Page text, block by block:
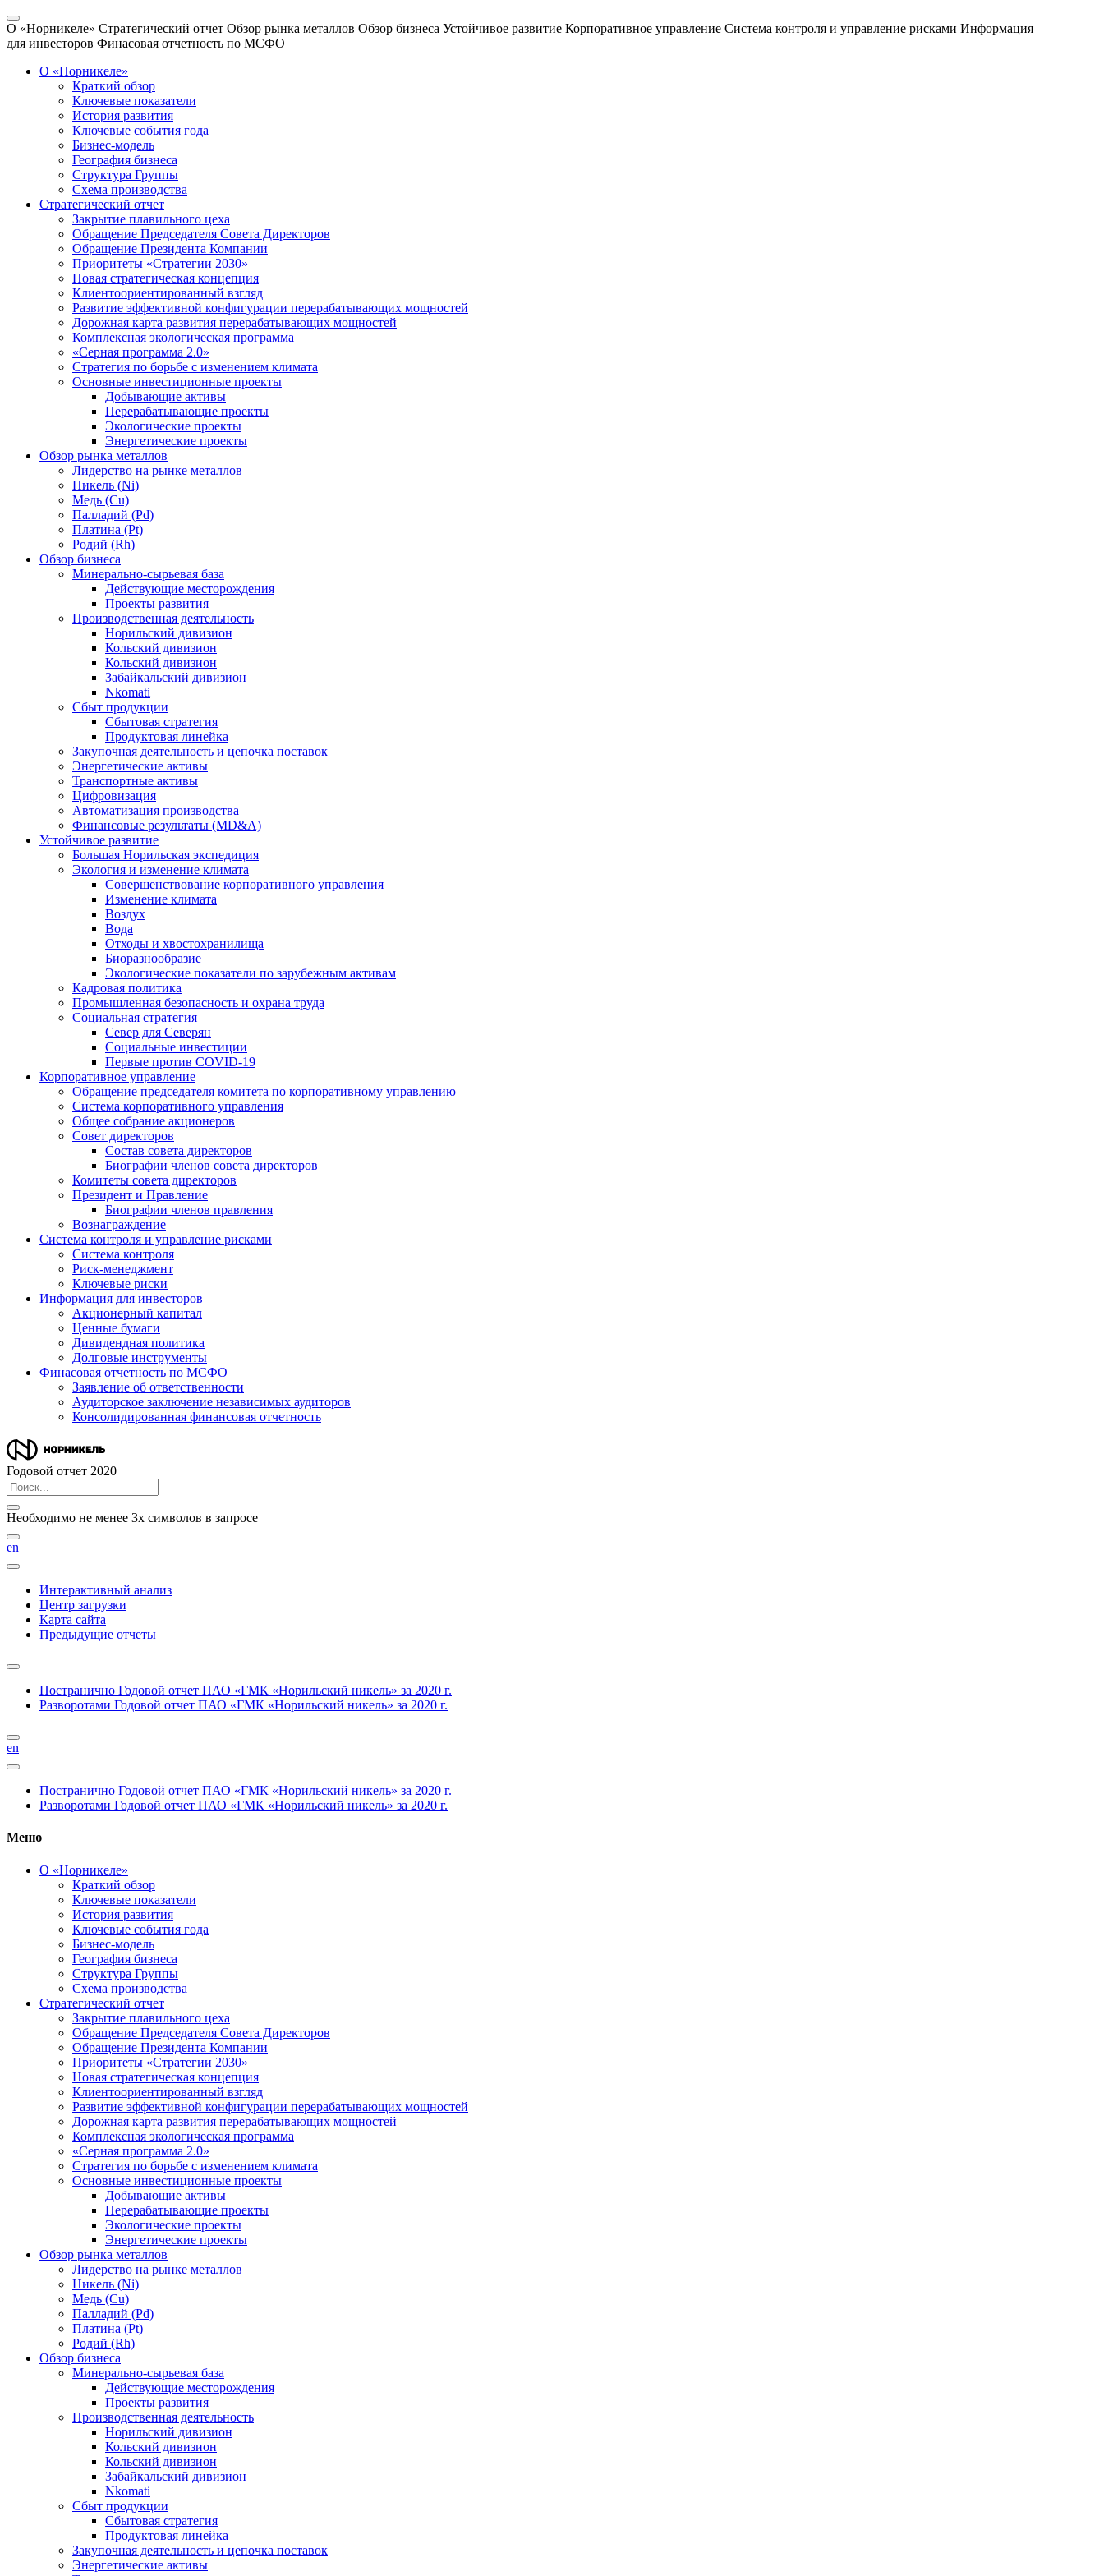
О «Норникеле» Стратегический отчет Обзор рынка металлов Обзор бизнеса Устойчивое развитие Корпоративное управление Система контроля и управление рисками Информация
для инвесторов Финасовая отчетность по МСФО
О «Норникеле»
Краткий обзор
Ключевые показатели
История развития
Ключевые события года
Бизнес-модель
География бизнеса
Структура Группы
Схема производства
Стратегический отчет
Закрытие плавильного цеха
Обращение Председателя Совета Директоров
Обращение Президента Компании
Приоритеты «Стратегии 2030»
Новая стратегическая концепция
Клиентоориентированный взгляд
Развитие эффективной конфигурации перерабатывающих мощностей
Дорожная карта развития перерабатывающих мощностей
Комплексная экологическая программа
«Серная программа 2.0»
Стратегия по борьбе с изменением климата
Основные инвестиционные проекты
Добывающие активы
Перерабатывающие проекты
Экологические проекты
Энергетические проекты
Обзор рынка металлов
Лидерство на рынке металлов
Никель (Ni)
Медь (Cu)
Палладий (Pd)
Платина (Pt)
Родий (Rh)
Обзор бизнеса
Минерально-сырьевая база
Действующие месторождения
Проекты развития
Производственная деятельность
Норильский дивизион
Кольский дивизион
Кольский дивизион
Забайкальский дивизион
Nkomati
Сбыт продукции
Сбытовая стратегия
Продуктовая линейка
Закупочная деятельность и цепочка поставок
Энергетические активы
Транспортные активы
Цифровизация
Автоматизация производства
Финансовые результаты (MD&A)
Устойчивое развитие
Большая Норильская экспедиция
Экология и изменение климата
Совершенствование корпоративного управления
Изменение климата
Воздух
Вода
Отходы и хвостохранилища
Биоразнообразие
Экологические показатели по зарубежным активам
Кадровая политика
Промышленная безопасность и охрана труда
Социальная стратегия
Север для Северян
Социальные инвестиции
Первые против COVID‑19
Корпоративное управление
Обращение председателя комитета по корпоративному управлению
Система корпоративного управления
Общее собрание акционеров
Совет директоров
Состав совета директоров
Биографии членов совета директоров
Комитеты совета директоров
Президент и Правление
Биографии членов правления
Вознаграждение
Система контроля и управление рисками
Система контроля
Риск-менеджмент
Ключевые риски
Информация для инвесторов
Акционерный капитал
Ценные бумаги
Дивидендная политика
Долговые инструменты
Финасовая отчетность по МСФО
Заявление об ответственности
Аудиторское заключение независимых аудиторов
Консолидированная финансовая отчетность
Годовой отчет 2020
Необходимо не менее 3х символов в запросе
en
Интерактивный анализ
Центр загрузки
Карта сайта
Предыдущие отчеты
Постранично Годовой отчет ПАО «ГМК «Норильский никель» за 2020 г.
Разворотами Годовой отчет ПАО «ГМК «Норильский никель» за 2020 г.
en
Постранично Годовой отчет ПАО «ГМК «Норильский никель» за 2020 г.
Разворотами Годовой отчет ПАО «ГМК «Норильский никель» за 2020 г.
Меню
О «Норникеле»
Краткий обзор
Ключевые показатели
История развития
Ключевые события года
Бизнес-модель
География бизнеса
Структура Группы
Схема производства
Стратегический отчет
Закрытие плавильного цеха
Обращение Председателя Совета Директоров
Обращение Президента Компании
Приоритеты «Стратегии 2030»
Новая стратегическая концепция
Клиентоориентированный взгляд
Развитие эффективной конфигурации перерабатывающих мощностей
Дорожная карта развития перерабатывающих мощностей
Комплексная экологическая программа
«Серная программа 2.0»
Стратегия по борьбе с изменением климата
Основные инвестиционные проекты
Добывающие активы
Перерабатывающие проекты
Экологические проекты
Энергетические проекты
Обзор рынка металлов
Лидерство на рынке металлов
Никель (Ni)
Медь (Cu)
Палладий (Pd)
Платина (Pt)
Родий (Rh)
Обзор бизнеса
Минерально-сырьевая база
Действующие месторождения
Проекты развития
Производственная деятельность
Норильский дивизион
Кольский дивизион
Кольский дивизион
Забайкальский дивизион
Nkomati
Сбыт продукции
Сбытовая стратегия
Продуктовая линейка
Закупочная деятельность и цепочка поставок
Энергетические активы